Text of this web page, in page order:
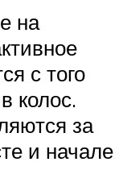
на
с того
колос.
за
и начале